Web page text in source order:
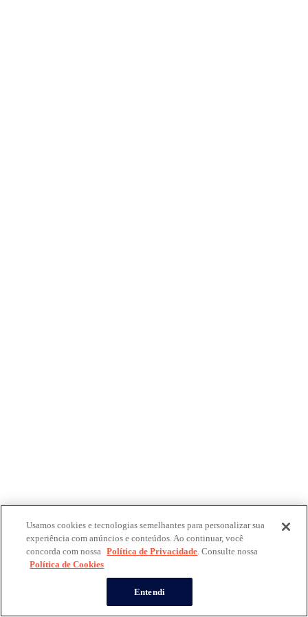
Usamos cookies e tecnologias semelhantes para personalizar sua
experiência com anúncios e conteúdos. Ao continuar, você
concorda com nossa Política de Privacidade. Consulte nossa
Política de Cookies
Entendi